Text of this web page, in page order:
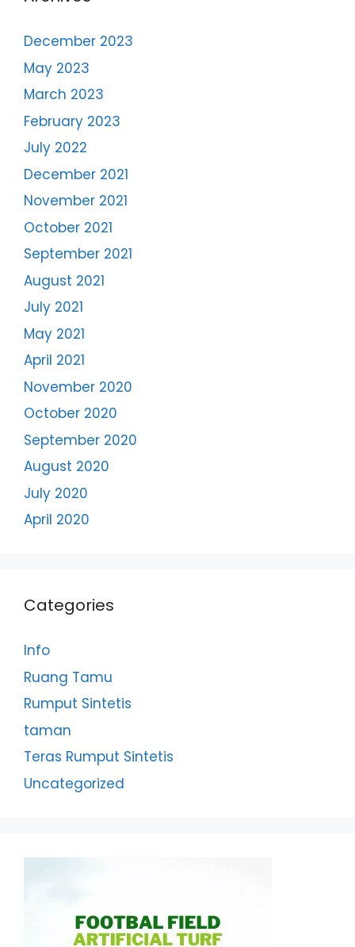
December 2023
May 2023
March 2023
February 2023
July 2022
December 2021
November 2021
October 2021
September 2021
August 2021
July 2021
May 2021
April 2021
November 2020
October 2020
September 2020
August 2020
July 2020
April 2020
Categories
Info
Ruang Tamu
Rumput Sintetis
taman
Teras Rumput Sintetis
Uncategorized